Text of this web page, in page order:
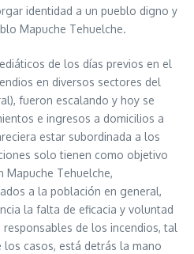
identidad a un pueblo digno y
Mapuche Tehuelche.
de los días previos en el
en diversos sectores del
fueron escalando y hoy se
e ingresos a domicilios a
estar subordinada a los
solo tienen como objetivo
Tehuelche,
a la población en general,
la falta de eficacia y voluntad
de los incendios, tal
casos, está detrás la mano